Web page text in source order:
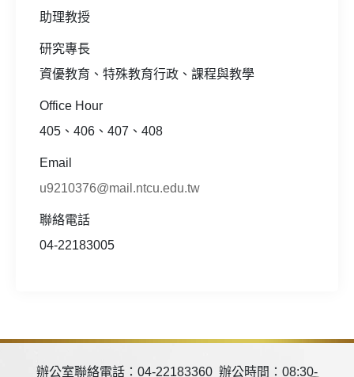
助理教授
研究專長
資優教育、特殊教育行政、課程與教學
Office Hour
405、406、407、408
Email
u9210376@mail.ntcu.edu.tw
聯絡電話
04-22183005
辦公室聯絡電話：04-22183360 辦公時間：08:30-